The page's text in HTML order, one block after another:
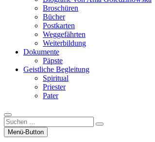
Broschüren
Bücher
Postkarten
Weggefährten
Weiterbildung
Dokumente
Päpste
Geistliche Begleitung
Spiritual
Priester
Pater
Suchen
…Menü-Button